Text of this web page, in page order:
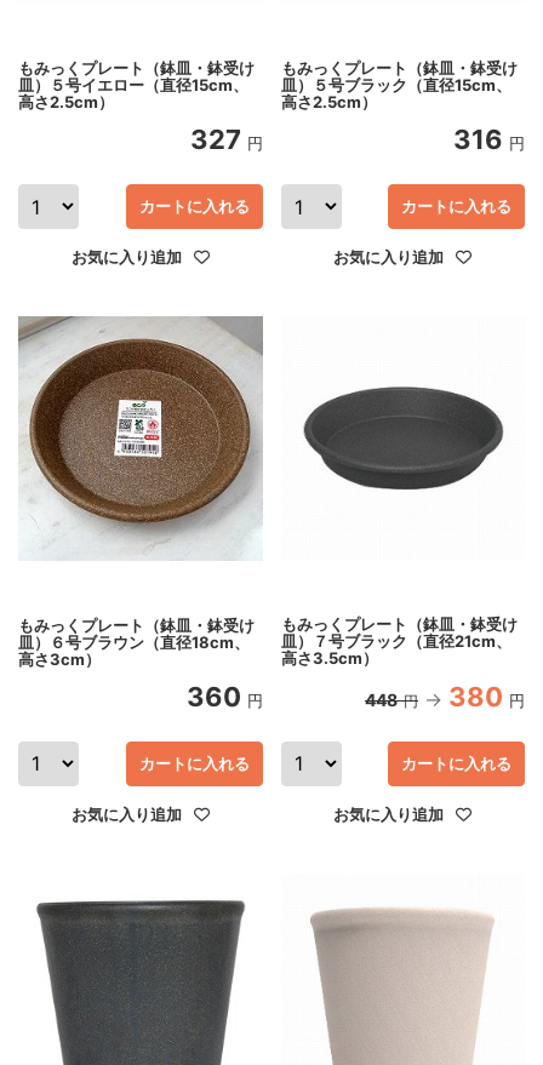
もみっくプレート（鉢皿・鉢受け
皿）５号イエロー（直径15cm、
高さ2.5cm）
327 円
カートに入れる
お気に入り追加
もみっくプレート（鉢皿・鉢受け
皿）５号ブラック（直径15cm、
高さ2.5cm）
316 円
カートに入れる
お気に入り追加
もみっくプレート（鉢皿・鉢受け
皿）６号ブラウン（直径18cm、
高さ3cm）
360 円
カートに入れる
お気に入り追加
もみっくプレート（鉢皿・鉢受け
皿）７号ブラック（直径21cm、
高さ3.5cm）
448 円 380 円
カートに入れる
お気に入り追加